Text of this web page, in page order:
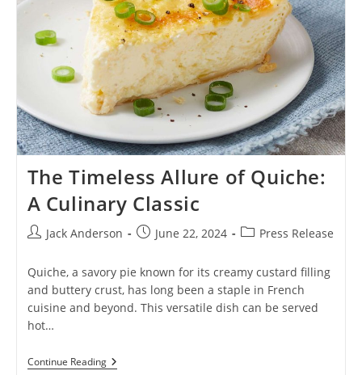
The Timeless Allure of Quiche:
A Culinary Classic
PostJack Anderson
PostJune 22, 2024
PostPress Release
Quiche, a savory pie known for its creamy custard filling
and buttery crust, has long been a staple in French
cuisine and beyond. This versatile dish can be served
hot…
Continue ReadingThe